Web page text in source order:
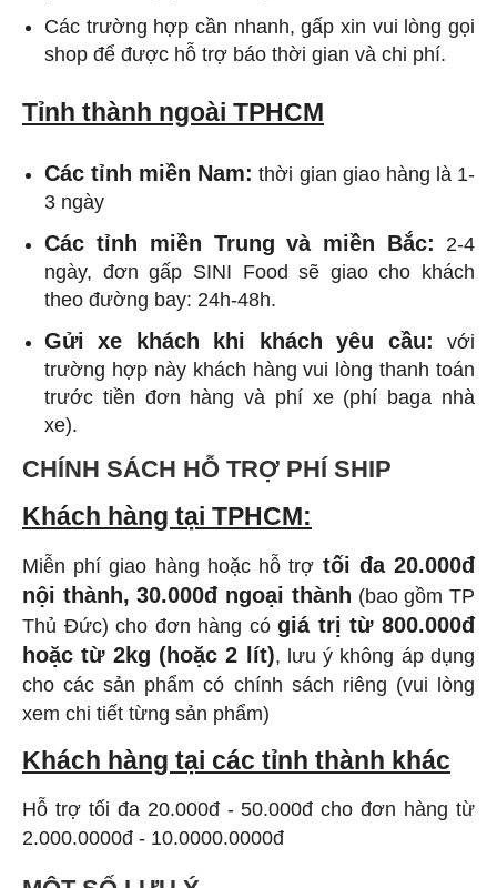
Các trường hợp cần nhanh, gấp xin vui lòng gọi
shop để được hỗ trợ báo thời gian và chi phí.
Tỉnh thành ngoài TPHCM
Các tỉnh miền Nam: thời gian giao hàng là 1-
3 ngày
Các tỉnh miền Trung và miền Bắc:
2-4
ngày, đơn gấp SINI Food sẽ giao cho khách
theo đường bay: 24h-48h.
Gửi xe khách khi khách yêu cầu: với
trường hợp này khách hàng vui lòng thanh toán
trước tiền đơn hàng và phí xe (phí baga nhà
xe).
CHÍNH SÁCH HỖ TRỢ PHÍ SHIP
Khách hàng tại TPHCM:
Miễn phí giao hàng hoặc hỗ trợ tối đa 20.000đ
nội thành, 30.000đ ngoại thành (bao gồm TP
Thủ Đức) cho đơn hàng cógiá trị từ 800.000đ
hoặc từ 2kg (hoặc 2 lít), lưu ý không áp dụng
cho các sản phẩm có chính sách riêng (vui lòng
xem chi tiết từng sản phẩm)
Khách hàng tại các tỉnh thành khác
Hỗ trợ tối đa 20.000đ - 50.000đ cho đơn hàng từ
2.000.0000đ - 10.0000.0000đ